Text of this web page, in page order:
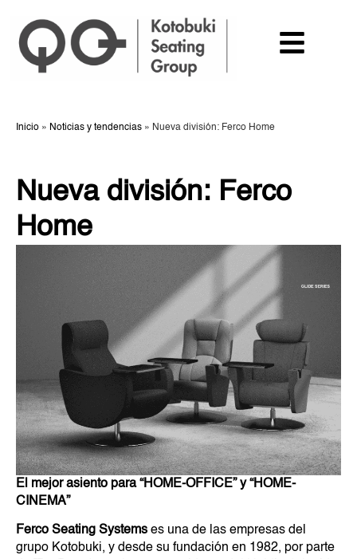
Inicio » Noticias y tendencias » Nueva división: Ferco Home
Nueva división: Ferco
Home
El mejor asiento para “HOME-OFFICE” y “HOME-
CINEMA”
Ferco Seating Systems es una de las empresas del
grupo Kotobuki, y desde su fundación en 1982, por parte